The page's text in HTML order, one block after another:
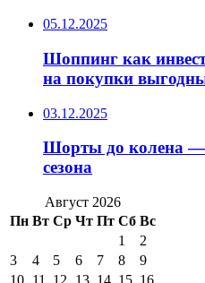
05.12.2025
Шоппинг как
на покупки
03.12.2025
Шорты до колена —
сезона
Август 2026
Пн Вт Ср Чт Пт Сб Вс
1
2
3
4 5 6 7 8
9
10 11 12 13 14 15 16